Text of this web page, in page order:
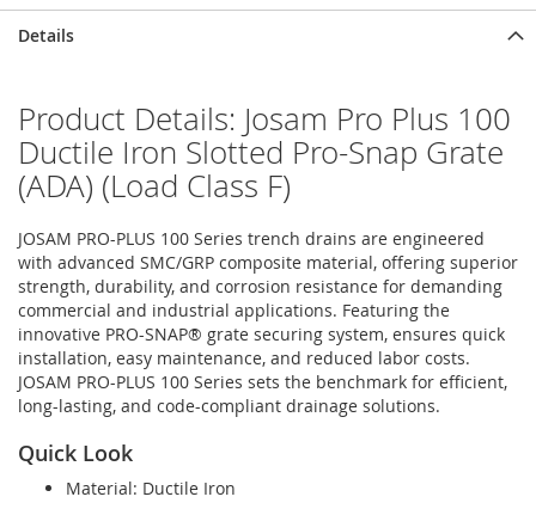
Details
Product Details: Josam Pro Plus 100
Ductile Iron Slotted Pro-Snap Grate
(ADA) (Load Class F)
JOSAM PRO-PLUS 100 Series trench drains are engineered
with advanced SMC/GRP composite material, offering superior
strength, durability, and corrosion resistance for demanding
commercial and industrial applications. Featuring the
innovative PRO-SNAP® grate securing system, ensures quick
installation, easy maintenance, and reduced labor costs.
JOSAM PRO-PLUS 100 Series sets the benchmark for efficient,
long-lasting, and code-compliant drainage solutions.
Quick Look
Material: Ductile Iron